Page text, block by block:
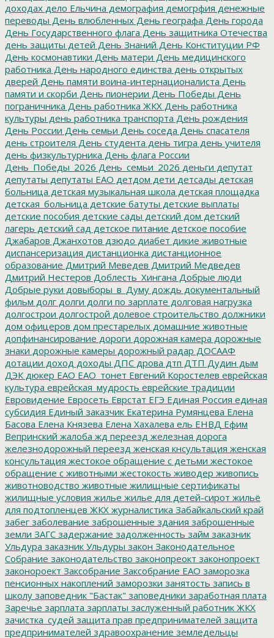
доходах дело Ельчина демография демогрфия денежные
переводы День влюбленных День географа День города
День Государственного флага День защитника Отечества
день защиты детей День Знаний День Конституции РФ
День космонавтики День матери День медицинского
работника День народного единства день открытых
дверей День памяти воина-интернационалиста День
памяти и скорби День пионерии День Победы День
пограничника День работника ЖКХ День работника
культуры день работника транспорта День рождения
День России День семьи День соседа День спасателя
день строителя День студента день тигра день учителя
день физкультурника День флага России
День_Победы_2026 День_семьи_2026 деньги депутат
депутаты депутаты ЕАО детдом дети детсады детская
больница детская музыкальная школа детская площадка
детская_больница детские батуты детские выплаты
детские пособия детские сады детский дом детский
лагерь детский сад детское питание детское пособие
Джабаров Джанхотов дзюдо диабет дикие животные
диспансеризация дистанционка дистанционное
образование Дмитрий Меведев Дмитрий Медведев
Дмитрий Нестеров Доблесть_Хингана Добрые люди
Добрые руки довыборы_в_Думу дождь документальный
фильм долг долги долги по зарплате долговая нагрузка
долгострои долгострой долевое строительство должники
дом офицеров дом престарелых домашние животные
допфинансирование дороги дорожная камера дорожные
знаки дорожные камеры дорожный радар ДОСААФ
дотации доход доходы ДПС дрова дтп ДТП Дудин дым
ДЭК дюкер ЕАО ЕАО_тонет Евгений Коростелев еврейская
культура еврейская_мудрость еврейские традиции
Евровидение Евросеть Еврстат ЕГЭ Единая Россия единая
субсидия Единый заказчик Екатерина Румянцева Елена
Басова Елена Князева Елена Хахалева ель ЕНВД Ефим
Вепринский жалоба жд переезд железная дорога
железнодорожный переезд женская кнсультация женская
консультация жестокое обращение с детьми жестокое
обращение с животными жестокость живодер живопись
животноводство животные жилищные сертификаты
жилищные условия жилье жилье для детей-сирот жильё
для подтопленцев ЖКХ журналистика Забайкальский край
забег заболевание заброшенные здания заброшенные
земли ЗАГС задержание задолженность займ заказник
Ульдура заказник Ульдуры закон Законодательное
Собрание законодательство законопреокт законопроект
законороект Заксобрание Заксобрание ЕАО заморозка
пенсионных накоплений заморозки занятость запись в
школу заповедник "Бастак" заповедники заработная плата
Заречье зарплата зарплаты заслуженный работник ЖКХ
зачистка_судей защита прав предпринимателей защита
предпринимателей здравоохранение земледельцы